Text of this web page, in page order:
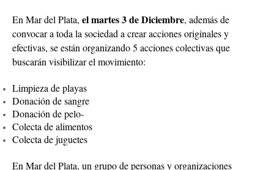
En Mar del Plata, el martes 3 de Diciembre, además de
convocar a toda la sociedad a crear acciones originales y
efectivas, se están organizando 5 acciones colectivas que
buscarán visibilizar el movimiento:
Limpieza de playas
Donación de sangre
Donación de pelo-
Colecta de alimentos
Colecta de juguetes
En Mar del Plata, un grupo de personas y organizaciones